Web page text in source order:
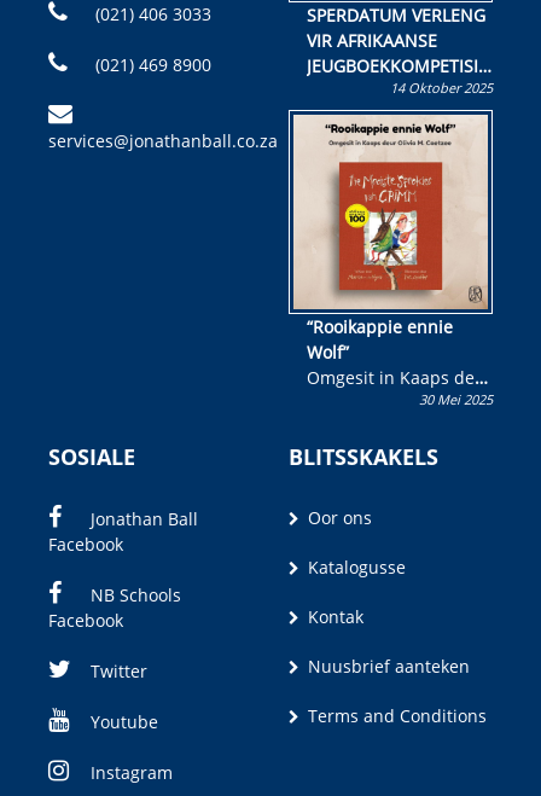
(021) 406 3033
(021) 469 8900
services@jonathanball.co.za
SPERDATUM VERLENG
VIR AFRIKAANSE
JEUGBOEKKOMPETISIE
Skryf ’n jeugboek of
kinderboek en staan ’n
kans om R50 000 te
wen!
14 Oktober 2025
“Rooikappie ennie
Wolf”
Omgesit in Kaaps deur
Olivia M. Coetzee30 Mei 2025
SOSIALE
Jonathan Ball
Facebook
NB Schools
Facebook
Twitter
Youtube
Instagram
BLITSSKAKELS
Oor ons
Katalogusse
Kontak
Nuusbrief aanteken
Terms and Conditions